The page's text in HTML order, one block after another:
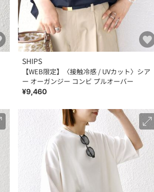
SHIPS
【WEB限定】〈接触冷感 / UVカット〉シア
ー オーガンジー コンビ プルオーバー
¥9,460